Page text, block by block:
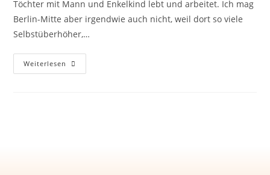
Töchter mit Mann und Enkelkind lebt und arbeitet. Ich mag
Berlin-Mitte aber irgendwie auch nicht, weil dort so viele
Selbstüberhöher,…
Weiterlesen